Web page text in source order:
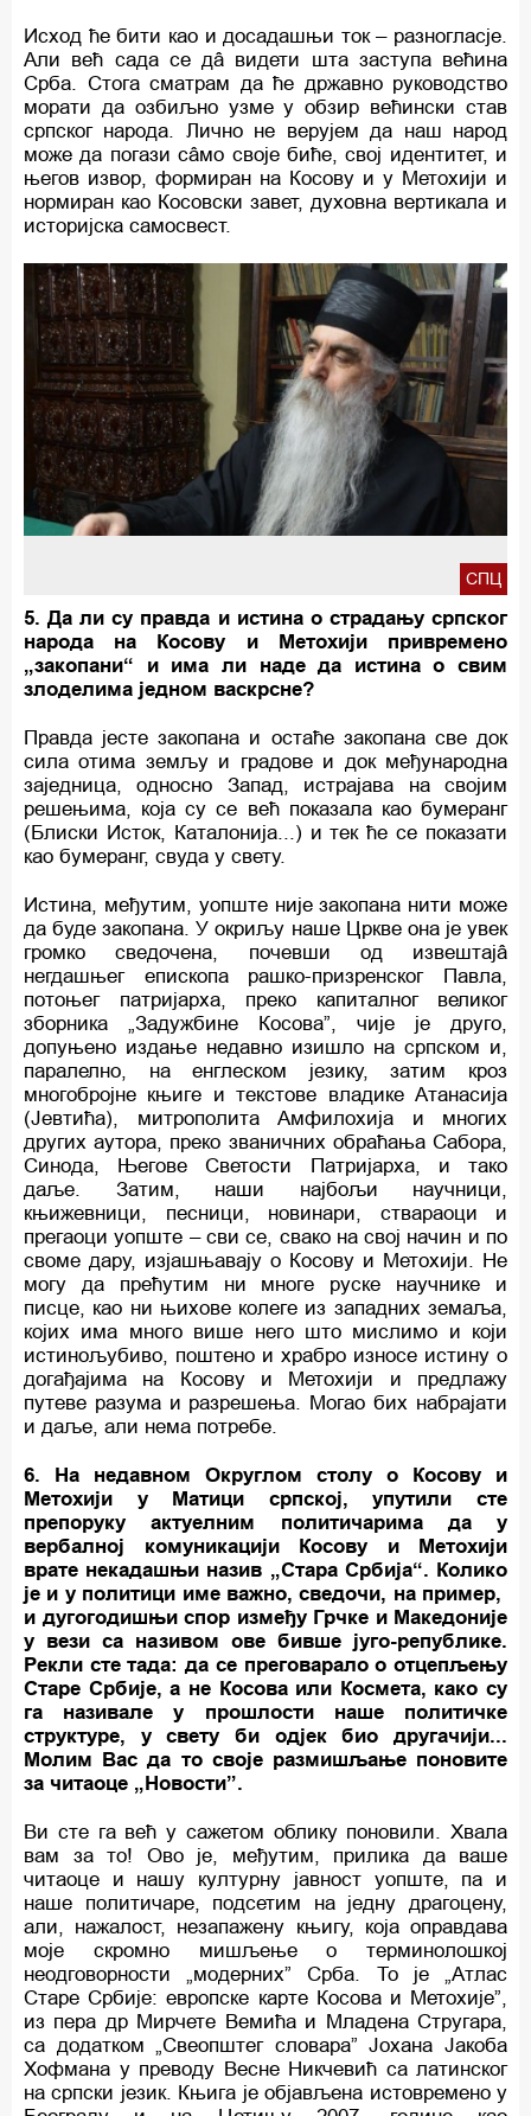
Исход ће бити као и досадашњи ток – разногласје.
Али већ сада се дâ видети шта заступа већина
Срба. Стога сматрам да ће државно руководство
морати да озбиљно узме у обзир већински став
српског народа. Лично не верујем да наш народ
може да погази сâмо своје биће, свој идентитет, и
његов извор, формиран на Косову и у Метохији и
нормиран као Косовски завет, духовна вертикала и
историјска самосвест.
СПЦ
5. Да ли су правда и истина о страдању српског
народа на Косову и Метохији привремено
„закопани“ и има ли наде да истина о свим
злоделима једном васкрсне?
Правда јесте закопана и остаће закопана све док
сила отима земљу и градове и док међународна
заједница, односно Запад, истрајава на својим
решењима, која су се већ показала као бумеранг
(Блиски Исток, Каталонија...) и тек ће се показати
као бумеранг, свуда у свету.
Истина, међутим, уопште није закопана нити може
да буде закопана. У окриљу наше Цркве она је увек
громко сведочена, почевши од извештајâ
негдашњег епископа рашко-призренског Павла,
потоњег патријарха, преко капиталног великог
зборника „Задужбине Косова”, чије је друго,
допуњено издање недавно изишло на српском и,
паралелно, на енглеском језику, затим кроз
многобројне књиге и текстове владике Атанасија
(Јевтића), митрополита Амфилохија и многих
других аутора, преко званичних обраћања Сабора,
Синода, Његове Светости Патријарха, и тако
даље. Затим, наши најбољи научници,
књижевници, песници, новинари, ствараоци и
прегаоци уопште – сви се, свако на свој начин и по
своме дару, изјашњавају о Косову и Метохији. Не
могу да прећутим ни многе руске научнике и
писце, као ни њихове колеге из западних земаља,
којих има много више него што мислимо и који
истинољубиво, поштено и храбро износе истину о
догађајима на Косову и Метохији и предлажу
путеве разума и разрешења. Могао бих набрајати
и даље, али нема потребе.
6. На недавном Округлом столу о Косову и
Метохији у Матици српској, упутили сте
препоруку актуелним политичарима да у
вербалној комуникацији Косову и Метохији
врате некадашњи назив „Стара Србија“. Колико
је и у политици име важно, сведочи, на пример,
и дугогодишњи спор између Грчке и Македоније
у вези са називом ове бивше југо-републике.
Рекли сте тада: да се преговарало о отцепљењу
Старе Србије, а не Косова или Космета, како су
га називале у прошлости наше политичке
структуре, у свету би одјек био другачији...
Молим Вас да то своје размишљање поновите
за читаоце „Новости”.
Ви сте га већ у сажетом облику поновили. Хвала
вам за то! Ово је, међутим, прилика да ваше
читаоце и нашу културну јавност уопште, па и
наше политичаре, подсетим на једну драгоцену,
али, нажалост, незапажену књигу, која оправдава
моје скромно мишљење о терминолошкој
неодговорности „модерних” Срба. То је „Атлас
Старе Србије: европске карте Косова и Метохије”,
из пера др Мирчете Вемића и Младена Стругара,
са додатком „Свеопштег словара” Јохана Јакоба
Хофмана у преводу Весне Никчевић са латинског
на српски језик. Књига је објављена истовремено у